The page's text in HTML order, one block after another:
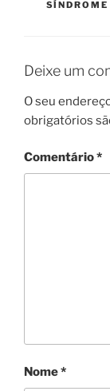
Deixe um
O seu
obrigatórios
Comentário*
Nome*